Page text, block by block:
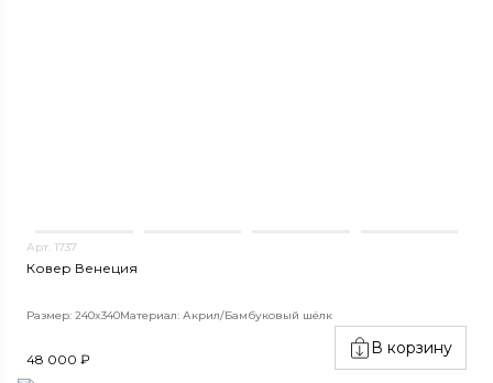
Арт. 1737
Ковер Венеция
Размер: 240x340Материал: Акрил/Бамбуковый шёлк
48 000 ₽
В корзину